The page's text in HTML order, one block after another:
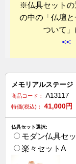
※仏具セットの
の中の「仏壇
ついて」
<<
メモリアルステー
商品コード： A13117
特価(税込)： 41,000円
仏具セット選択:
モダン仏具セ
楽々セットA